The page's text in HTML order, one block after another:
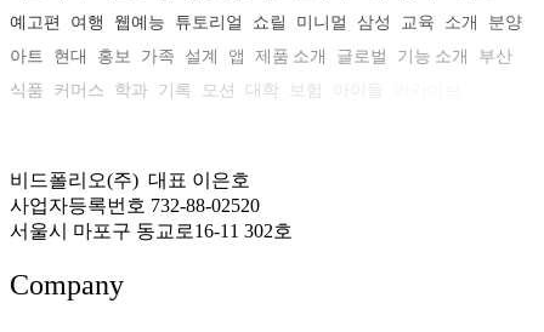
예고편
여행 웹예능 튜토리얼 쇼릴 미니멀 삼성 교육 소개
분양
아트
현대 홍보 가족 설계 앱 제품 소개 글로벌 기능 소개
부산
식품
커머스 학과 기록 모션 대학 보험
비드폴리오(주) 대표 이은호
사업자등록번호 732-88-02520
서울시 마포구 동교로16-11 302호
Company